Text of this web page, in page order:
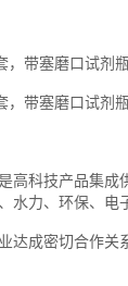
带塞磨口试剂
带塞磨口试剂
科技产品集成
水力、环保、电
成密切合作关